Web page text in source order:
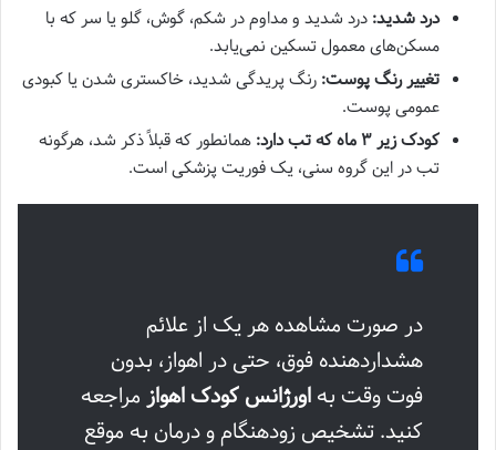
درد شدید: درد شدید و مداوم در شکم، گوش، گلو یا سر که با
مسکن‌های معمول تسکین نمی‌یابد.
تغییر رنگ پوست: رنگ پریدگی شدید، خاکستری شدن یا کبودی
عمومی پوست.
کودک زیر ۳ ماه که تب دارد:
همانطور که قبلاً ذکر شد، هرگونه
تب در این گروه سنی، یک فوریت پزشکی است.
در صورت مشاهده هر یک از علائم
هشداردهنده فوق، حتی در اهواز، بدون
فوت وقت به اورژانس کودک اهواز مراجعه
کنید. تشخیص زودهنگام و درمان به موقع